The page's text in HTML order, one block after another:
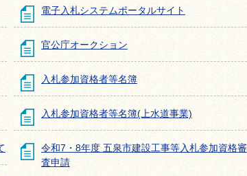
電子入札システムポータルサイト
官公庁オークション
入札参加資格者等名簿
入札参加資格者等名簿(上水道事業)
令和7・8年度 五泉市建設工事等入札参加資格審
査申請